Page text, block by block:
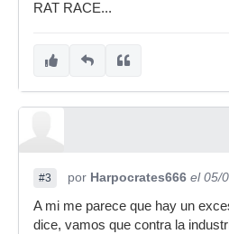
RAT RACE...
#3 por Harpocrates666 el 05/
A mi me parece que hay un
dice, vamos que contra la